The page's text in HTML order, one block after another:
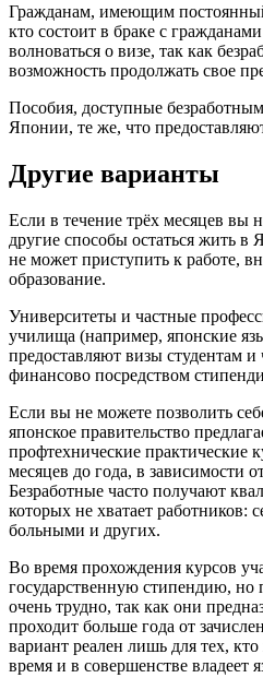
Гражданам, имеющим
кто состоит в браке с
волноваться о визе, так как
возможность продолжать свое
Пособия, доступные
Японии, те же, что
Другие варианты
Если в течение трёх месяцев вы
другие способы остаться жить
не может приступить к работе,
образование.
Университеты и частные
училища (например, японские
предоставляют визы студентам
финансово посредством
Если вы не можете позволить
японское правительство
профтехнические практические
месяцев до года, в зависимости
Безработные часто получают
которых не хватает работников:
больными и других.
Во время прохождения курсов
государственную стипендию, но
очень трудно, так как они
проходит больше года от
вариант реален лишь для тех,
время и в совершенстве владеет